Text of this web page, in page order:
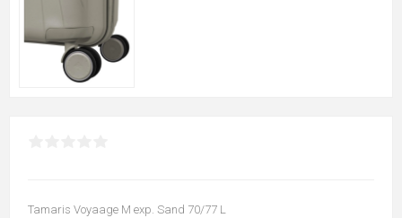
Tamaris Voyaage M exp. Sand 70/77 L